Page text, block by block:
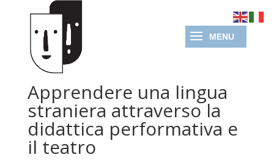
Apprendere una lingua
straniera attraverso la
didattica performativa e
il teatro